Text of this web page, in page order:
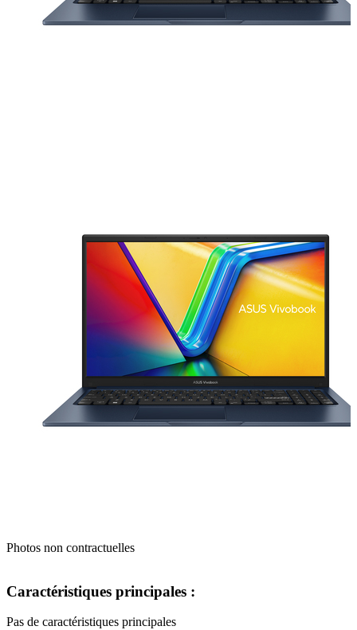
Photos non contractuelles
Caractéristiques principales :
Pas de caractéristiques principales